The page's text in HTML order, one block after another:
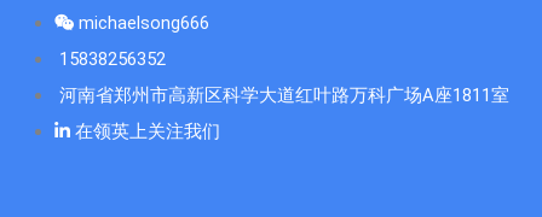
michaelsong666
15838256352
河南省郑州市高新区科学大道红叶路万科广场A座1811室
在领英上关注我们